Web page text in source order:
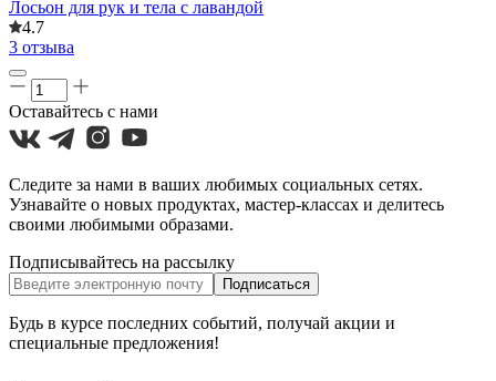
Лосьон для рук и тела с лавандой
4.7
3 отзыва
Оставайтесь с нами
Следите за нами в ваших любимых социальных сетях.
Узнавайте о новых продуктах, мастер-классах и делитесь
своими любимыми образами.
Подписывайтесь на рассылку
Подписаться
Будь в курсе последних событий, получай акции и
специальные предложения!